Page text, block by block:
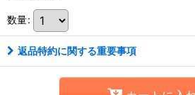
数量:
返品特約に関する重要事項